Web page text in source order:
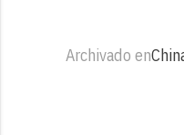
Archivado en